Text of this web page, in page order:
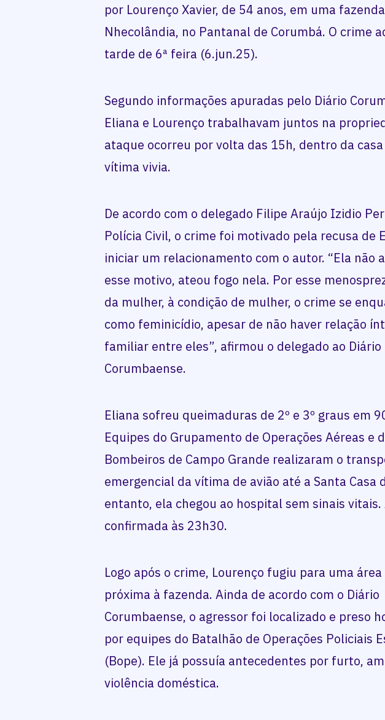
por Lourenço Xavier, de 54 anos, em uma
Nhecolândia, no Pantanal de Corumbá. O crime
tarde de 6ª feira (6.jun.25).
Segundo informações apuradas pelo Diário
Eliana e Lourenço trabalhavam juntos na
ataque ocorreu por volta das 15h, dentro da
vítima vivia.
De acordo com o delegado Filipe Araújo Izidio
Polícia Civil, o crime foi motivado pela recusa de
iniciar um relacionamento com o autor. “Ela não
esse motivo, ateou fogo nela. Por esse
da mulher, à condição de mulher, o crime se
como feminicídio, apesar de não haver relação
familiar entre eles”, afirmou o delegado ao Diário
Corumbaense.
Eliana sofreu queimaduras de 2º e 3º graus em
Equipes do Grupamento de Operações Aéreas e
Bombeiros de Campo Grande realizaram o
emergencial da vítima de avião até a Santa Casa
entanto, ela chegou ao hospital sem sinais
confirmada às 23h30.
Logo após o crime, Lourenço fugiu para uma
próxima à fazenda. Ainda de acordo com o Diário
Corumbaense, o agressor foi localizado e preso
por equipes do Batalhão de Operações Policiais
(Bope). Ele já possuía antecedentes por furto,
violência doméstica.